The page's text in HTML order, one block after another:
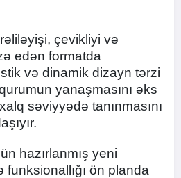
çevikliyi və
edən formatda
və dinamik dizayn tərzi
yanaşmasını əks
səviyyədə tanınmasını
hazırlanmış yeni
ön planda